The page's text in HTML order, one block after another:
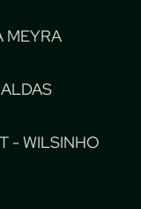
MEYRA
- WILSINHO